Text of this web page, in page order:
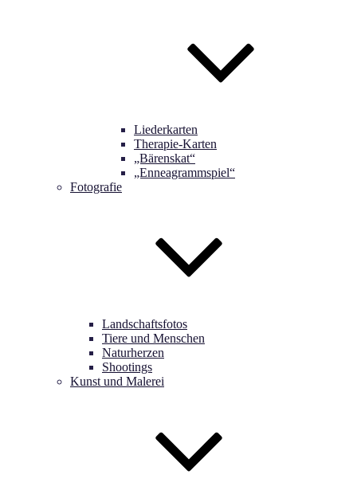
Liederkarten
Therapie-Karten
„Bärenskat“
„Enneagrammspiel“
Fotografie
Landschaftsfotos
Tiere und Menschen
Naturherzen
Shootings
Kunst und Malerei